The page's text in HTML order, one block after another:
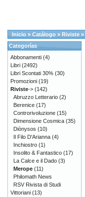
Inicio » Catálogo » Riviste »
Categorías
Abbonamenti (4)
Libri (2492)
Libri Scontati 30% (30)
Promozioni (19)
Riviste-> (142)
Abruzzo Letterario (2)
Berenice (17)
Controrivoluzione (15)
Dimensione Cosmica (35)
Diònysos (10)
Il Filo D'Arianna (4)
Inchiostro (1)
Insolito & Fantastico (17)
La Calce e il Dado (3)
Merope (11)
Philomath News
RSV Rivista di Studi
Vittoriani (13)